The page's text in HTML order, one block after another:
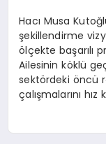
Hacı Musa
şekillendirme
ölçekte başarılı
Ailesinin köklü
sektördeki öncü
çalışmalarını